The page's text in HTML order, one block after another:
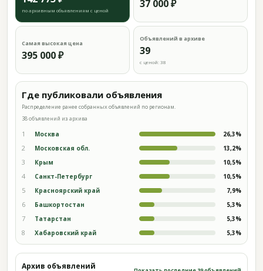
по архивным объявлениям с ценой
37 000 ₽
Самая высокая цена
395 000 ₽
Объявлений в архиве
39
с ценой: 38
Где публиковали объявления
Распределение ранее собранных объявлений по регионам.
38 объявлений из архива
1 Москва 26,3%
2 Московская обл. 13,2%
3 Крым 10,5%
4 Санкт-Петербург 10,5%
5 Красноярский край 7,9%
6 Башкортостан 5,3%
7 Татарстан 5,3%
8 Хабаровский край 5,3%
Архив объявлений